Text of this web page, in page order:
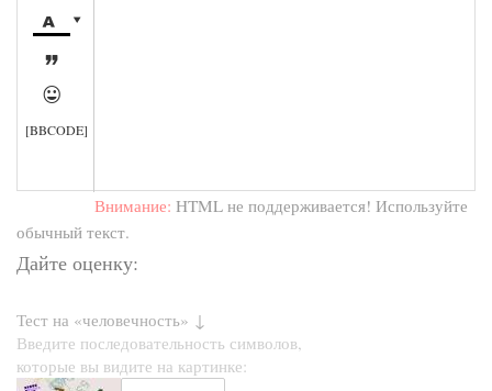




[BBCODE]
Внимание: HTML не поддерживается! Используйте
обычный текст.
Дайте оценку:
Тест на «человечность» ↓
Введите последовательность символов,
которые вы видите на картинке: